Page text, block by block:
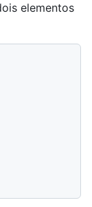
elementos